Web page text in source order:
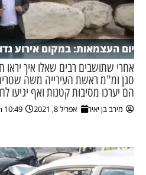
יום העצמאות: במקום אירוע
אחרי שתושבים רבים שאלו איך
סגן ומ"מ ראשת העירייה משה
הם יערכו מסיבות קטנות ואף יגיעו
מירב בן יאיר אפריל 8, 2021 10:49 am